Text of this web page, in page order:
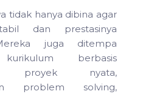
tidak hanya dibina agar
dan prestasinya
juga ditempa
berbasis
proyek nyata,
problem solving,